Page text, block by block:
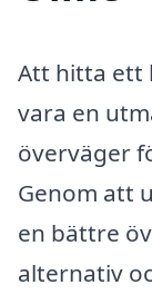
Att hitta ett
vara en
överväger
Genom att
en bättre
alternativ